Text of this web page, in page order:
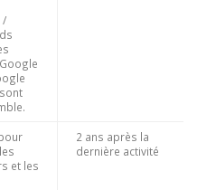
/
et les
2 ans après la
dernière activité